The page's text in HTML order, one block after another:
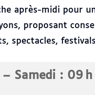
après-midi pour
proposant
spectacles,
Samedi : 09